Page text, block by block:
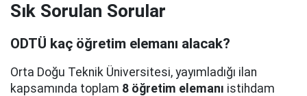
Sık Sorulan Sorular
ODTÜ kaç öğretim elemanı alacak?
Orta Doğu Teknik Üniversitesi, yayımladığı ilan
kapsamında toplam 8 öğretim elemanı istihdam